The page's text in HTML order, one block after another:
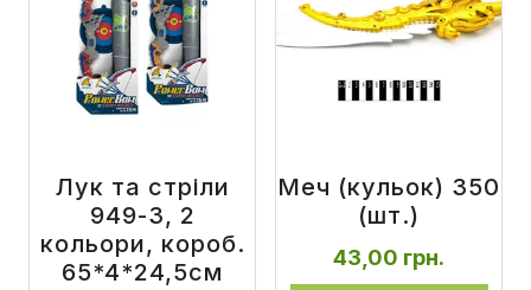
Лук та стріли
949-3, 2
кольори, короб.
65*4*24,5см
Меч (кульок) 350
(шт.)
43,00 грн.